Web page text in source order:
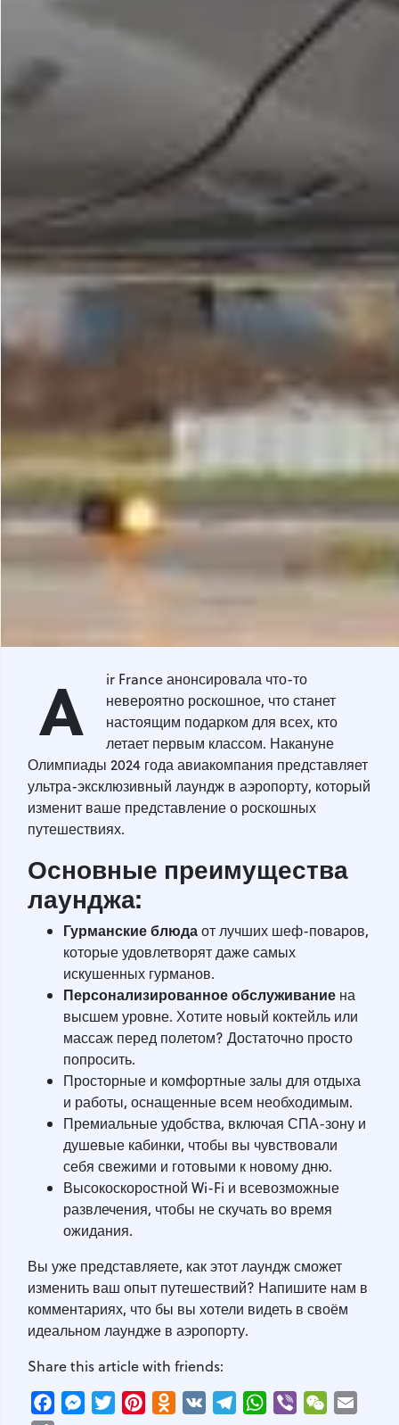
A
ir France анонсировала что-то
невероятно роскошное, что станет
настоящим подарком для всех, кто
летает первым классом. Накануне
Олимпиады 2024 года авиакомпания представляет
ультра-эксклюзивный лаундж в аэропорту, который
изменит ваше представление о роскошных
путешествиях.
Основные преимущества
лаунджа:
Гурманские блюдаот лучших шеф-поваров,
которые удовлетворят даже самых
искушенных гурманов.
Персонализированное обслуживание на
высшем уровне. Хотите новый коктейль или
массаж перед полетом? Достаточно просто
попросить.
Просторные и комфортные залы для отдыха
и работы, оснащенные всем необходимым.
Премиальные удобства, включая СПА-зону и
душевые кабинки, чтобы вы чувствовали
себя свежими и готовыми к новому дню.
Высокоскоростной Wi-Fi и всевозможные
развлечения, чтобы не скучать во время
ожидания.
Вы уже представляете, как этот лаундж сможет
изменить ваш опыт путешествий? Напишите нам в
комментариях, что бы вы хотели видеть в своём
идеальном лаундже в аэропорту.
Share this article with friends:
FacebookMessenger
TwitterPinterestOdnoklassniki
VK TelegramWhatsApp
Viber WeChat